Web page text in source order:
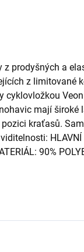
prodyšných a
z limitované
cyklovložkou
mají široké
kraťasů.
HLAVNÍ
90%